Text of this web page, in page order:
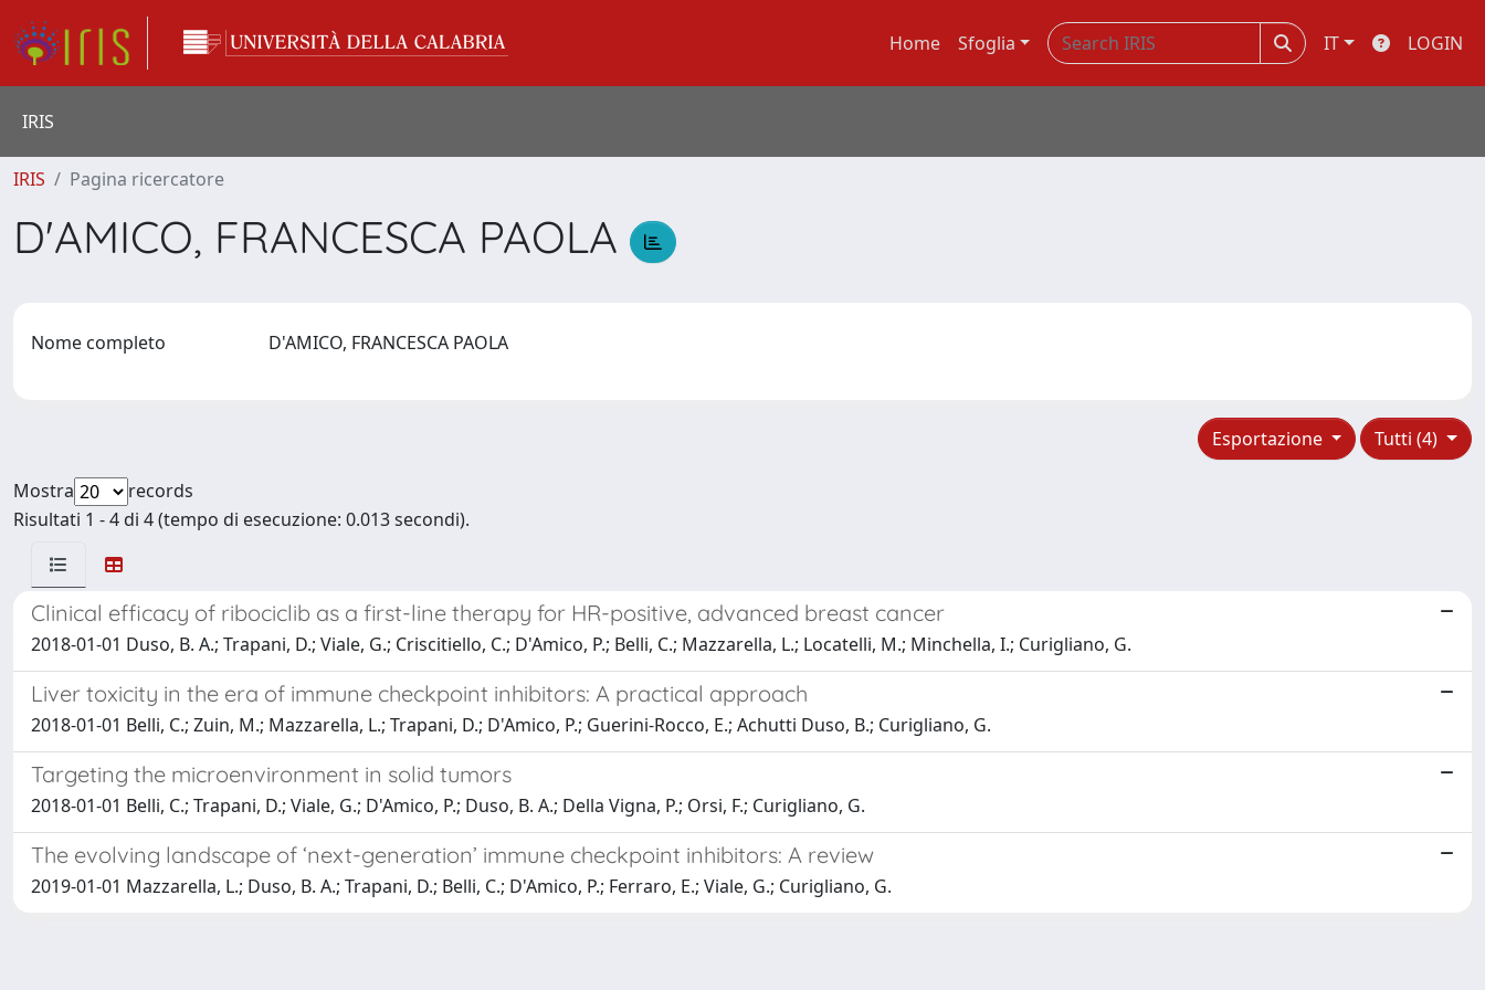
Home Sfoglia IT LOGIN
IRIS
IRIS Pagina ricercatore
D'AMICO, FRANCESCA PAOLA
Nome completo D'AMICO, FRANCESCA PAOLA
Tutti (4)
Esportazione
Mostra
records
Risultati 1 - 4 di 4 (tempo di esecuzione: 0.013 secondi).
Clinical efficacy of ribociclib as a first-line therapy for HR-positive, advanced breast cancer
2018-01-01 Duso, B. A.; Trapani, D.; Viale, G.; Criscitiello, C.; D'Amico, P.; Belli, C.; Mazzarella, L.; Locatelli, M.; Minchella, I.; Curigliano, G.
Liver toxicity in the era of immune checkpoint inhibitors: A practical approach
2018-01-01 Belli, C.; Zuin, M.; Mazzarella, L.; Trapani, D.; D'Amico, P.; Guerini-Rocco, E.; Achutti Duso, B.; Curigliano, G.
Targeting the microenvironment in solid tumors
2018-01-01 Belli, C.; Trapani, D.; Viale, G.; D'Amico, P.; Duso, B. A.; Della Vigna, P.; Orsi, F.; Curigliano, G.
The evolving landscape of ‘next-generation’ immune checkpoint inhibitors: A review
2019-01-01 Mazzarella, L.; Duso, B. A.; Trapani, D.; Belli, C.; D'Amico, P.; Ferraro, E.; Viale, G.; Curigliano, G.